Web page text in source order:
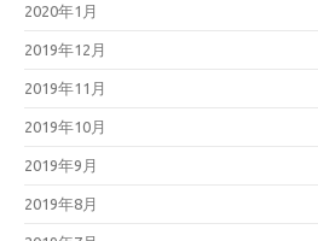
2020年1月
2019年12月
2019年11月
2019年10月
2019年9月
2019年8月